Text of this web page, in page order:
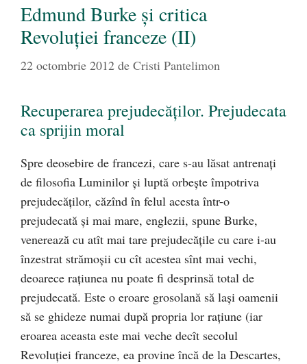
Edmund Burke şi critica
Revoluţiei franceze (II)
22 octombrie 2012 de Cristi Pantelimon
Recuperarea prejudecăţilor. Prejudecata
ca sprijin moral
Spre deosebire de francezi, care s-au lăsat antrenaţi
de filosofia Luminilor şi luptă orbeşte împotriva
prejudecăţilor, căzînd în felul acesta într-o
prejudecată şi mai mare, englezii, spune Burke,
venerează cu atît mai tare prejudecăţile cu care i-au
înzestrat strămoşii cu cît acestea sînt mai vechi,
deoarece raţiunea nu poate fi desprinsă total de
prejudecată. Este o eroare grosolană să laşi oamenii
să se ghideze numai după propria lor raţiune (iar
eroarea aceasta este mai veche decît secolul
Revoluţiei franceze, ea provine încă de la Descartes,